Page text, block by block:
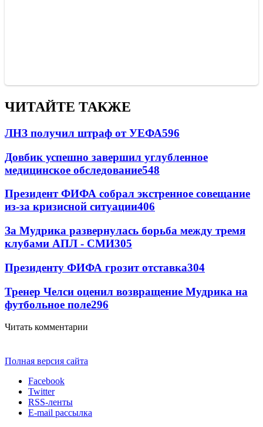
ЧИТАЙТЕ ТАКЖЕ
ЛНЗ получил штраф от УЕФА596
Довбик успешно завершил углубленное
медицинское обследование548
Президент ФИФА собрал экстренное совещание
из-за кризисной ситуации406
За Мудрика развернулась борьба между тремя
клубами АПЛ - СМИ305
Президенту ФИФА грозит отставка304
Тренер Челси оценил возвращение Мудрика на
футбольное поле296
Читать комментарии
Полная версия сайта
Facebook
Twitter
RSS-ленты
E-mail рассылка